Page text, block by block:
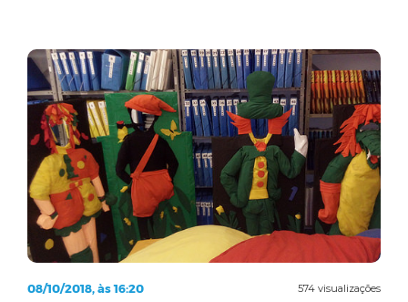
574 visualizações
08/10/2018, às 16:20